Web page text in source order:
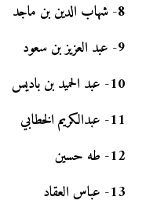
8
-شهاب الدين بن ماجد
9
- عبد العزيز بن سعود
10
- عبد الحميد بن باديس
11
- عبدالكريم الخطابي
12
- طه حسين
13
- عباس العقاد